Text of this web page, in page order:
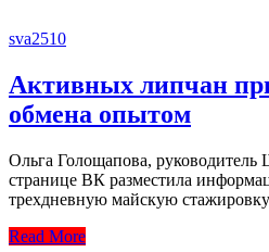
sva2510
Активных липчан
обмена опытом
Ольга Голощапова,
странице ВК разместила
трехдневную майскую стажировку
Read More